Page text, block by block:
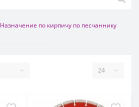
Назначение по кирпичу по песчаннику